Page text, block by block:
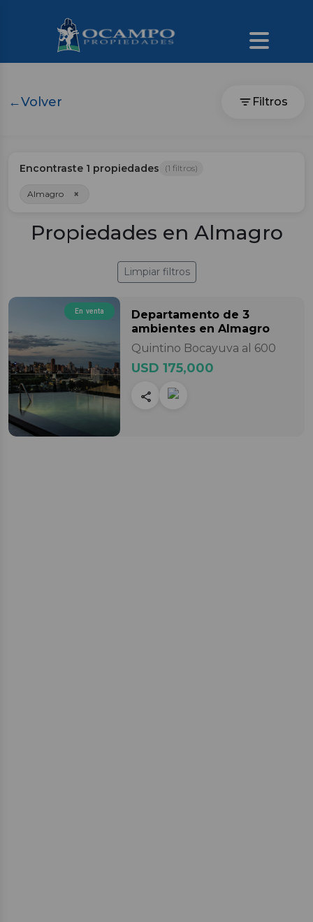
←Volver Filtros
Encontraste 1 propiedades (1 filtros)
Almagro ×
Propiedades en Almagro
Limpiar filtros
En venta Departamento de 3
ambientes en Almagro
Quintino Bocayuva al 600
USD 175,000